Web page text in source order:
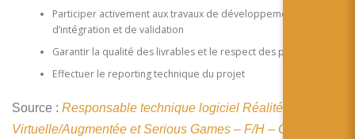
Participer activement aux travaux de développement,
d’intégration et de validation
Garantir la qualité des livrables et le respect des plannings
Effectuer le reporting technique du projet
Source : Responsable technique logiciel Réalité
Virtuelle/Augmentée et Serious Games – F/H – CS